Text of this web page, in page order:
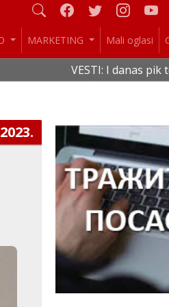
MARKETING Mali oglasi
VESTI: I danas pik